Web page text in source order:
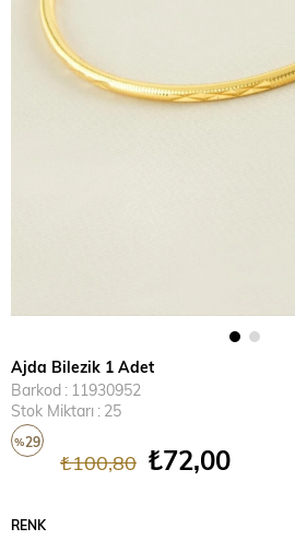
Ajda Bilezik 1 Adet
Barkod : 11930952
Stok Miktarı : 25
%29
₺100,80 ₺72,00
RENK